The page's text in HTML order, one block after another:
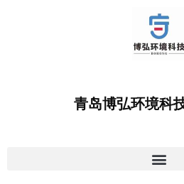
青岛博弘环境科